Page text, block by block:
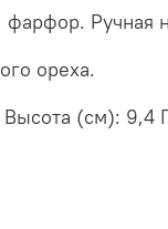
Ручная
ореха.
(см): 9,4